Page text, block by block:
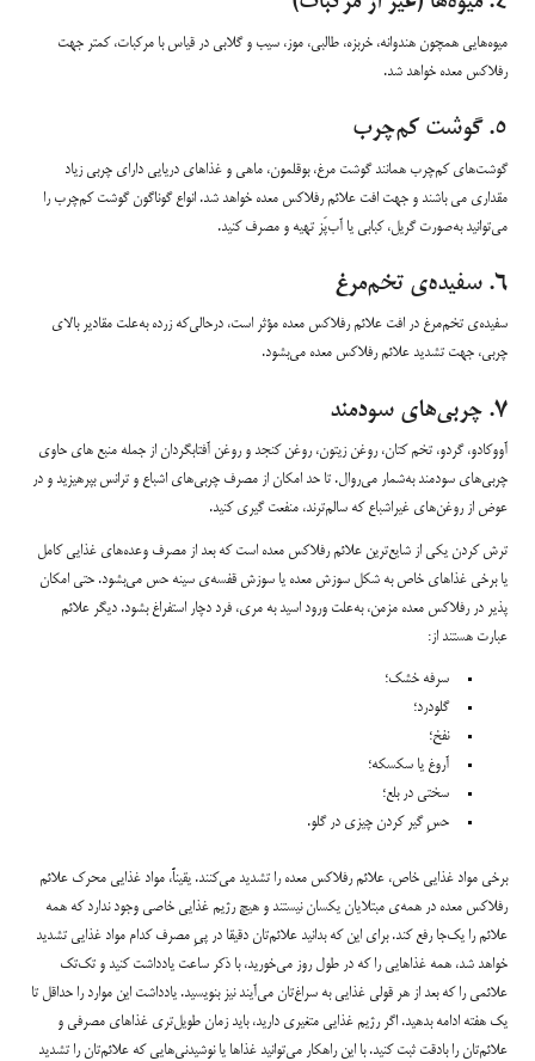
میوه‌هایی همچون هندوانه، خربزه، طالبی، موز، سیب و گلابی در قیاس با مرکبات، کمتر جهت
رفلاکس معده خواهد شد.
۵. گوشت کم‌چرب
گوشت‌های کم‌چرب همانند گوشت مرغ، بوقلمون، ماهی و غذاهای دریایی دارای چربی زیاد
مقداری می باشند و جهت افت علائم رفلاکس معده خواهد شد. انواع گوناگون گوشت کم‌چرب را
می‌توانید به‌صورت گریل، کبابی یا آب‌پَز تهیه و مصرف کنید.
۶. سفیده‌ی تخم‌مرغ
سفیده‌ی تخم‌مرغ در افت علائم رفلاکس معده مؤثر است، درحالی‌که زرده به‌علت مقادیر بالای
چربی، جهت تشدید علائم رفلاکس معده می‌بشود.
۷. چربی‌های سودمند
آووکادو، گردو، تخم کتان، روغن زیتون، روغن کنجد و روغن آفتابگردان از جمله منبع های حاوی
چربی‌های سودمند به‌شمار می‌روال. تا حد امکان از مصرف چربی‌های اشباع و ترانس بپرهیزید و در
عوض از روغن‌های غیراشباع که سالم‌ترند، منفعت گیری کنید.
ترش کردن یکی از شایع‌ترین علائم رفلاکس معده است که بعد از مصرف وعده‌‌های غذایی کامل
یا برخی غذاهای خاص به شکل سوزش معده یا سوزش قفسه‌ی سینه حس می‌بشود. حتی امکان
پذیر در رفلاکس معده مزمن، به‌علت ورود اسید به مری، فرد دچار استفراغ بشود. دیگر علائم
عبارت هستند از:
سرفه خشک؛
گلودرد؛
نفخ؛
آروغ یا سکسکه؛
سختی در بلع؛
حسِ گیر کردن چیزی در گلو.
برخی مواد غذایی خاص، علائم رفلاکس معده را تشدید می‌کنند. یقیناً، مواد غذایی محرک علائم
رفلاکس معده در همه‌ی مبتلایان یکسان نیستند و هیچ رژیم غذایی خاصی وجود ندارد که همه
علائم را یک‌جا رفع کند. برای این که بدانید علائم‌تان دقیقا در پیِ مصرف کدام مواد غذایی تشدید
خواهد شد، همه غذاهایی را که در طول روز می‌خورید، با ذکر ساعت یادداشت کنید و تک‌تک
علائمی را که بعد از هر قولی غذایی به سراغ‌تان می‌آیند نیز بنویسید. یادداشت این موارد را حداقل تا
یک هفته ادامه بدهید. اگر رژیم غذایی‌ متغیری دارید، باید زمان طویل‌تری غذاهای مصرفی و
علائم‌تان را بادقت ثبت کنید. با این راهکار می‌توانید غذاها یا نوشیدنی‌هایی که علائم‌تان را تشدید